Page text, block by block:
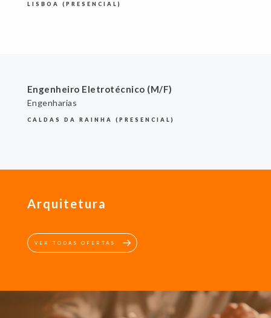
LISBOA (PRESENCIAL)
Engenheiro Eletrotécnico (M/F)
Engenharias
CALDAS DA RAINHA (PRESENCIAL)
Arquitetura
VER TODAS OFERTAS